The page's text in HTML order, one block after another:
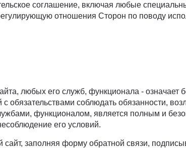
соглашение, включая любые
отношения Сторон по поводу
любых его служб, функционала -
с обязательствами соблюдать обязанности,
функционалом, является полным и
его условий.
заполняя форму обратной связи,